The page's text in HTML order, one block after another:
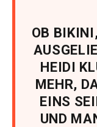
OB
HEIDI
MEHR,
EINS
UND